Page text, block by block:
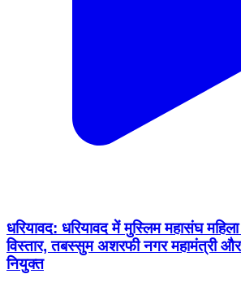
धरियावद: धरियावद में मुस्लिम महासंघ महिला
विस्तार, तबस्सुम अशरफी नगर महामंत्री
नियुक्त